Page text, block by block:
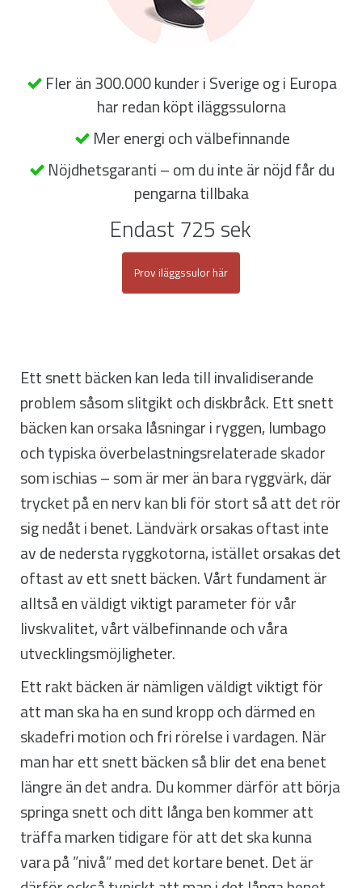
Fler än 300.000 kunder i Sverige og i Europa
har redan köpt iläggssulorna
Mer energi och välbefinnande
Nöjdhetsgaranti – om du inte är nöjd får du
pengarna tillbaka
Endast 725 sek
Prov iläggssulor här
Ett snett bäcken kan leda till invalidiserande
problem såsom slitgikt och diskbråck. Ett snett
bäcken kan orsaka låsningar i ryggen, lumbago
och typiska överbelastningsrelaterade skador
som ischias – som är mer än bara ryggvärk, där
trycket på en nerv kan bli för stort så att det rör
sig nedåt i benet. Ländvärk orsakas oftast inte
av de nedersta ryggkotorna, istället orsakas det
oftast av ett snett bäcken. Vårt fundament är
alltså en väldigt viktigt parameter för vår
livskvalitet, vårt välbefinnande och våra
utvecklingsmöjligheter.
Ett rakt bäcken är nämligen väldigt viktigt för
att man ska ha en sund kropp och därmed en
skadefri motion och fri rörelse i vardagen. När
man har ett snett bäcken så blir det ena benet
längre än det andra. Du kommer därför att börja
springa snett och ditt långa ben kommer att
träffa marken tidigare för att det ska kunna
vara på ”nivå” med det kortare benet. Det är